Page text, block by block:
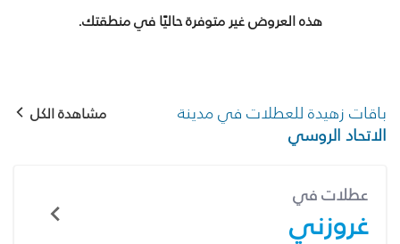
هذه العروض غير متوفرة حاليًا في منطقتك.
باقات زهيدة للعطلات في مدينة
الاتحاد الروسي
مشاهدة الكل
عطلات في
غروزني